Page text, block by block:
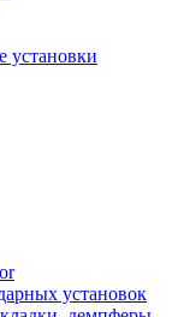
установки
установок